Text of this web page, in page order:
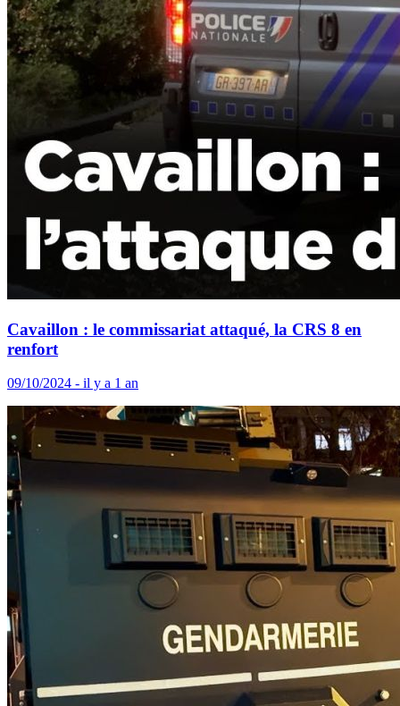
Cavaillon : le commissariat attaqué, la CRS 8 en
renfort
09/10/2024 - il y a 1 an